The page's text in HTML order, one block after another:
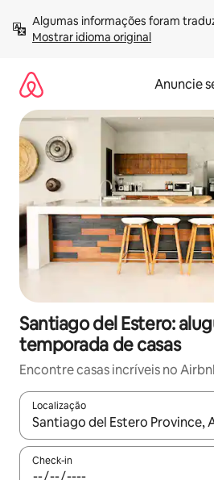
para
Mostrar idioma original
Anuncie
Santiago del Estero:
temporada de casas
Encontre casas incríveis no
Localização
Quando os resultados estiverem
Check-in